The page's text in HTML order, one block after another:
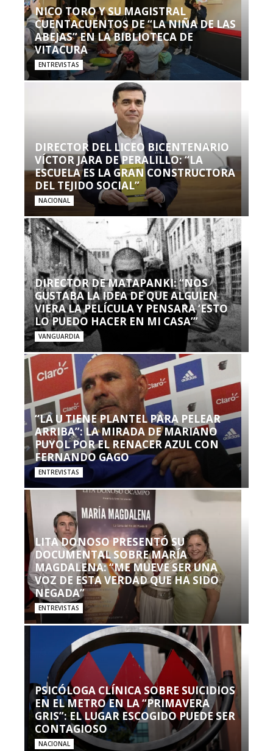
NICO TORO Y SU MAGISTRAL
CUENTACUENTOS DE “LA NIÑA DE LAS
ABEJAS” EN LA BIBLIOTECA DE
VITACURA
ENTREVISTAS
DIRECTOR DEL LICEO BICENTENARIO
VÍCTOR JARA DE PERALILLO: “LA
ESCUELA ES LA GRAN CONSTRUCTORA
DEL TEJIDO SOCIAL”
NACIONAL
DIRECTOR DE MATAPANKI: “NOS
GUSTABA LA IDEA DE QUE ALGUIEN
VIERA LA PELÍCULA Y PENSARA ‘ESTO
LO PUEDO HACER EN MI CASA’”
VANGUARDIA
“LA U TIENE PLANTEL PARA PELEAR
ARRIBA”: LA MIRADA DE MARIANO
PUYOL POR EL RENACER AZUL CON
FERNANDO GAGO
ENTREVISTAS
LITA DONOSO PRESENTÓ SU
DOCUMENTAL SOBRE MARÍA
MAGDALENA: “ME MUEVE SER UNA
VOZ DE ESTA VERDAD QUE HA SIDO
NEGADA”
ENTREVISTAS
PSICÓLOGA CLÍNICA SOBRE SUICIDIOS
EN EL METRO EN LA “PRIMAVERA
GRIS”: EL LUGAR ESCOGIDO PUEDE SER
CONTAGIOSO
NACIONAL